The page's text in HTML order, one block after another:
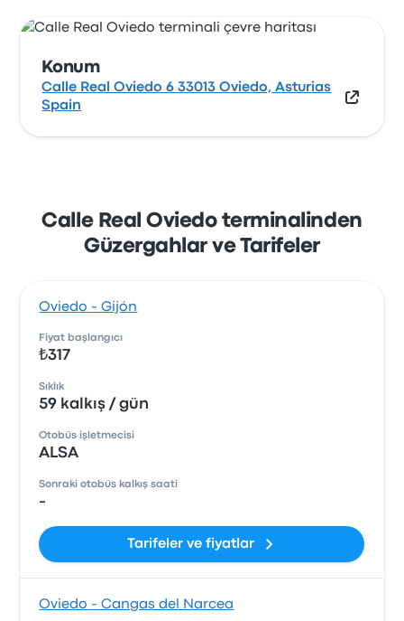
Konum
Calle Real Oviedo 6 33013 Oviedo, Asturias
Spain
Calle Real Oviedo terminalinden
Güzergahlar ve Tarifeler
Oviedo - Gijón
Fiyat başlangıcı
₺317
Sıklık
59 kalkış / gün
Otobüs işletmecisi
ALSA
Sonraki otobüs kalkış saati
-
Tarifeler ve fiyatlar
Oviedo - Cangas del Narcea